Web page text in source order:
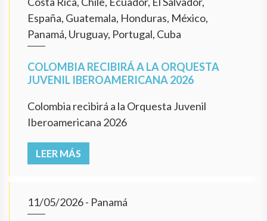
España, Guatemala, Honduras, México,
Panamá, Uruguay, Portugal, Cuba
COLOMBIA RECIBIRÁ A LA ORQUESTA
JUVENIL IBEROAMERICANA 2026
Colombia recibirá a la Orquesta Juvenil
Iberoamericana 2026
LEER MÁS
11/05/2026- Panamá